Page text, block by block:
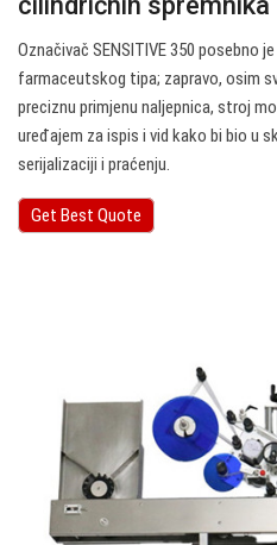
Označivač SENSITIVE 350 posebno
farmaceutskog tipa; zapravo, osim
preciznu primjenu naljepnica, stroj
uređajem za ispis i vid kako bi bio u
serijalizaciji i praćenju.
Get Best Quote